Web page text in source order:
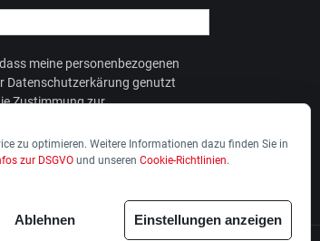
zu optimieren. Weitere Informationen dazu finden Sie in
zur DSGVO und unseren Cookie-Richtlinien.
Ablehnen Einstellungen anzeigen
meine personenbezogenen
Datenschutzerkärung genutzt
Zustimmung zur